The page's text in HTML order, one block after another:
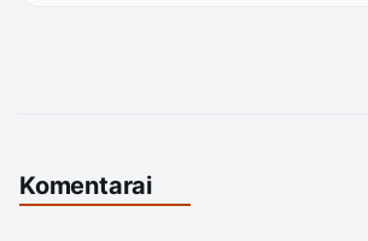
Komentarai